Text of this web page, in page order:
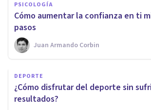
PSICOLOGÍA
​Cómo aumentar la confianza en ti
pasos
Juan Armando Corbin
DEPORTE
¿Cómo disfrutar del deporte sin
resultados?
Entrevista a Fernando
sobre el reto del estrés